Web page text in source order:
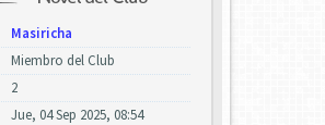
Masiricha
Miembro del Club
2
Jue, 04 Sep 2025, 08:54